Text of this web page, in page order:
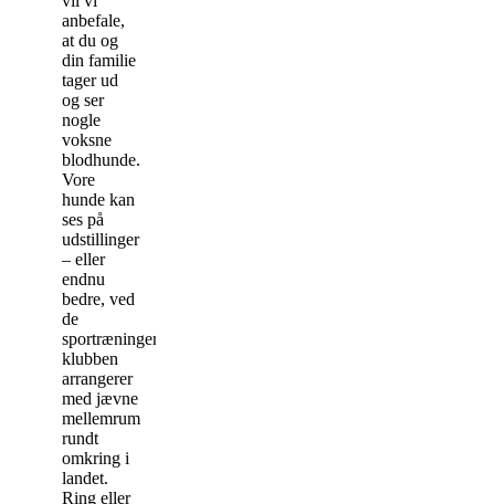
anbefale,
at du og
din familie
tager ud
og ser
nogle
voksne
blodhunde.
Vore
hunde kan
ses på
udstillinger
– eller
endnu
bedre, ved
de
sportræninger,
klubben
arrangerer
med jævne
mellemrum
rundt
omkring i
landet.
Ring eller